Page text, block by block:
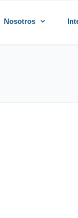
Nosotros